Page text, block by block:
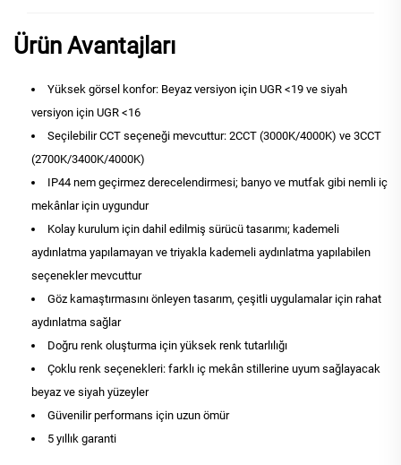
Ürün Avantajları
Yüksek görsel konfor: Beyaz versiyon için UGR <19 ve siyah
versiyon için UGR <16
Seçilebilir CCT seçeneği mevcuttur: 2CCT (3000K/4000K) ve 3CCT
(2700K/3400K/4000K)
IP44 nem geçirmez derecelendirmesi; banyo ve mutfak gibi nemli iç
mekânlar için uygundur
Kolay kurulum için dahil edilmiş sürücü tasarımı; kademeli
aydınlatma yapılamayan ve triyakla kademeli aydınlatma yapılabilen
seçenekler mevcuttur
Göz kamaştırmasını önleyen tasarım, çeşitli uygulamalar için rahat
aydınlatma sağlar
Doğru renk oluşturma için yüksek renk tutarlılığı
Çoklu renk seçenekleri: farklı iç mekân stillerine uyum sağlayacak
beyaz ve siyah yüzeyler
Güvenilir performans için uzun ömür
5 yıllık garanti